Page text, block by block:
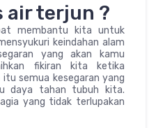
air terjun ?
membantu kita untuk
keindahan alam
yang akan kamu
fikiran kita ketika
semua kesegaran yang
daya tahan tubuh kita.
yang tidak terlupakan